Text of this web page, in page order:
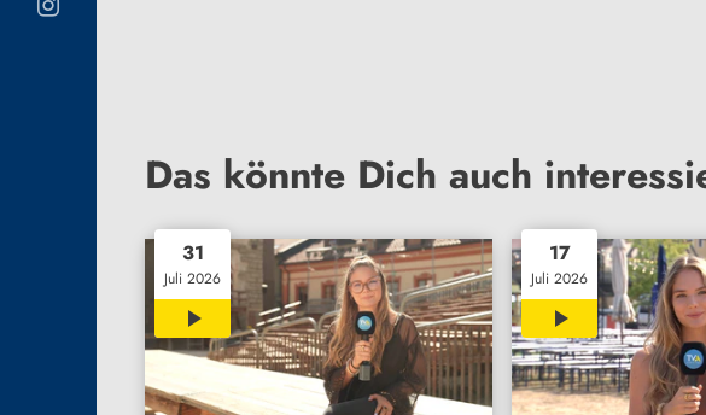
Das könnte Dich auch
31
Juli 2026
14:13
17
Juli 2026
14:42